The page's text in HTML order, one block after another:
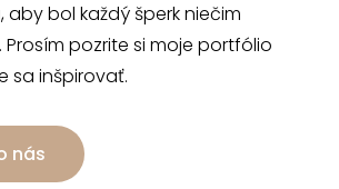
aby bol každý šperk niečim
Prosím pozrite si moje portfólio
sa inšpirovať.
nás